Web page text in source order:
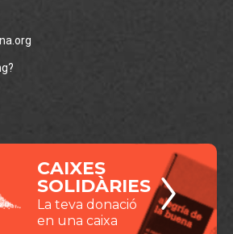
CAIXES
SOLIDÀRIES
La teva donació
en una caixa